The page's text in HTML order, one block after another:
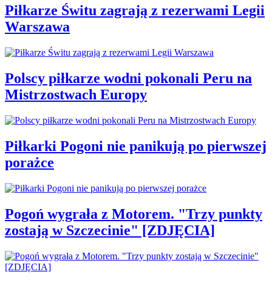
Piłkarze Świtu zagrają z rezerwami Legii
Warszawa
Polscy piłkarze wodni pokonali Peru na
Mistrzostwach Europy
Piłkarki Pogoni nie panikują po pierwszej
porażce
Pogoń wygrała z Motorem. "Trzy punkty
zostają w Szczecinie" [ZDJĘCIA]